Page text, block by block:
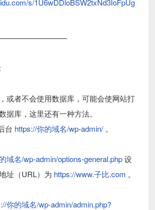
或者不会使用数据库，可能会使网站打
据库，这里还有一种方法。
台 https://你的域名/wp-admin/ 。
域名/wp-admin/options-general.php设
址（URL）为 https://www.子比.com 。
你的域名/wp-admin/admin.php?